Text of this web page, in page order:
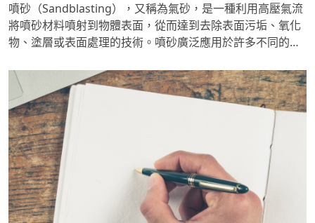
噴砂（Sandblasting），又稱為氣砂，是一種利用高壓氣流
將噴砂材料噴射到物體表面，從而達到去除表面污垢、氧化
物、塗層或表面處理的技術。噴砂廣泛應用於許多不同的領
復、玻璃製造等。